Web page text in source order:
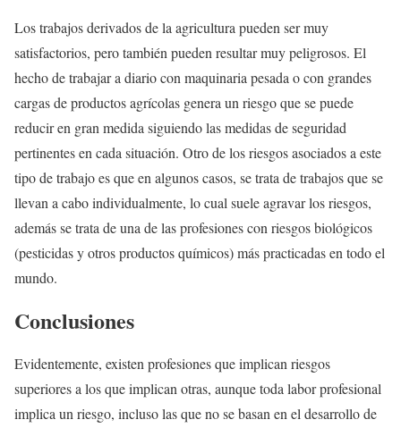
Los trabajos derivados de la agricultura pueden ser muy
satisfactorios, pero también pueden resultar muy peligrosos. El
hecho de trabajar a diario con maquinaria pesada o con grandes
cargas de productos agrícolas genera un riesgo que se puede
reducir en gran medida siguiendo las medidas de seguridad
pertinentes en cada situación. Otro de los riesgos asociados a este
tipo de trabajo es que en algunos casos, se trata de trabajos que se
llevan a cabo individualmente, lo cual suele agravar los riesgos,
además se trata de una de las profesiones con riesgos biológicos
(pesticidas y otros productos químicos) más practicadas en todo el
mundo.
Conclusiones
Evidentemente, existen profesiones que implican riesgos
superiores a los que implican otras, aunque toda labor profesional
implica un riesgo, incluso las que no se basan en el desarrollo de